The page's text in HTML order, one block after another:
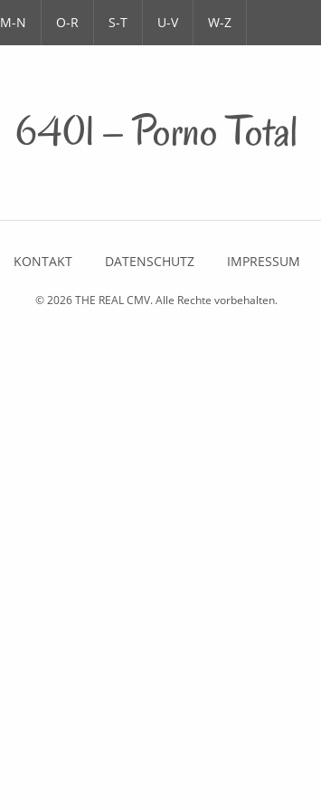
M-N O-R S-T U-V W-Z
6401 – Porno Total
KONTAKT DATENSCHUTZ IMPRESSUM
© 2026THE REAL CMV. Alle Rechte vorbehalten.